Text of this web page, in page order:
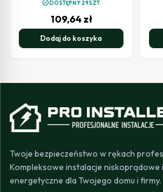
sprężyną
check_circleDOSTĘPNY 29SZT.
109,64 zł
Dodaj do koszyka
Twoje bezpieczeństwo w rękach
Kompleksowe instalacje niskoprądowe
energetyczne dla Twojego domu i firmy.